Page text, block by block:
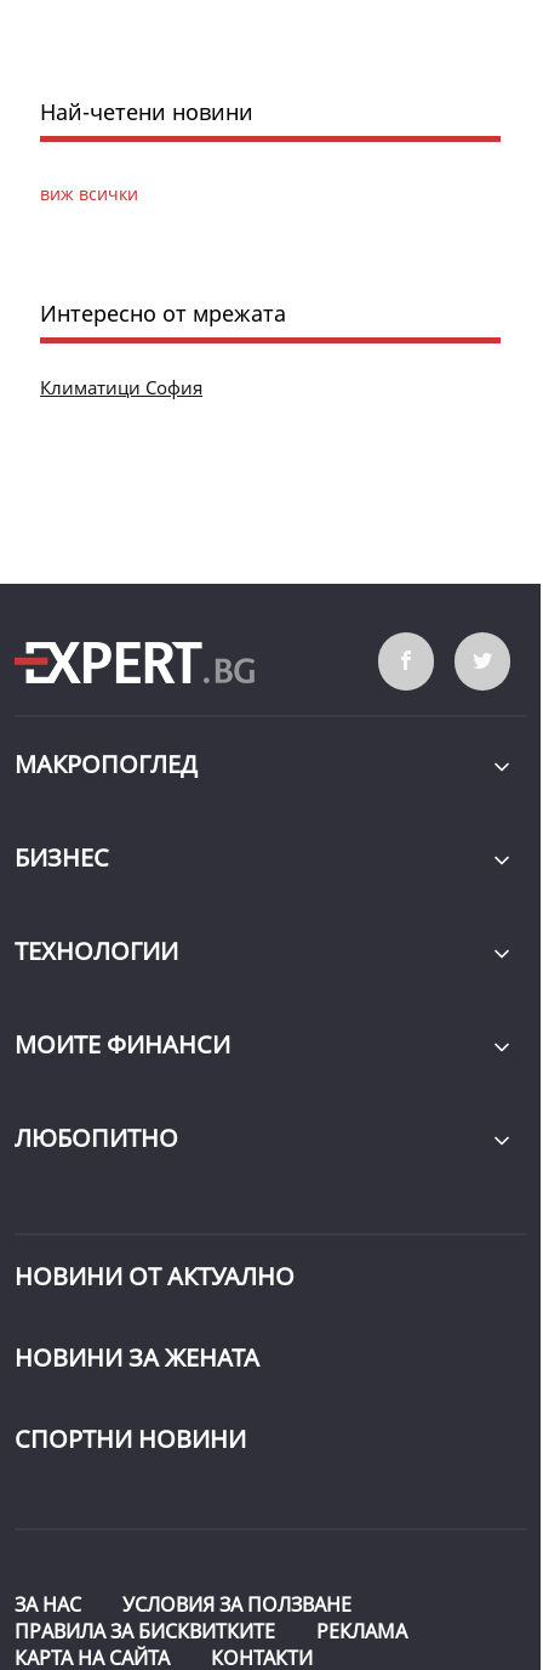
Най-четени новини
виж всички
Интересно от мрежата
Климатици София
МАКРОПОГЛЕД
БИЗНЕС
ТЕХНОЛОГИИ
МОИТЕ ФИНАНСИ
ЛЮБОПИТНО
НОВИНИ ОТ АКТУАЛНО
НОВИНИ ЗА ЖЕНАТА
СПОРТНИ НОВИНИ
ЗА НАС
УСЛОВИЯ ЗА ПОЛЗВАНЕ
ПРАВИЛА ЗА БИСКВИТКИТЕ
РЕКЛАМА
КАРТА НА САЙТА
КОНТАКТИ